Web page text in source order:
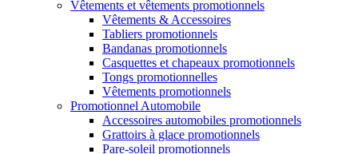
Vêtements et vêtements promotionnels
Vêtements & Accessoires
Tabliers promotionnels
Bandanas promotionnels
Casquettes et chapeaux promotionnels
Tongs promotionnelles
Vêtements promotionnels
Promotionnel Automobile
Accessoires automobiles promotionnels
Grattoirs à glace promotionnels
Pare-soleil promotionnels